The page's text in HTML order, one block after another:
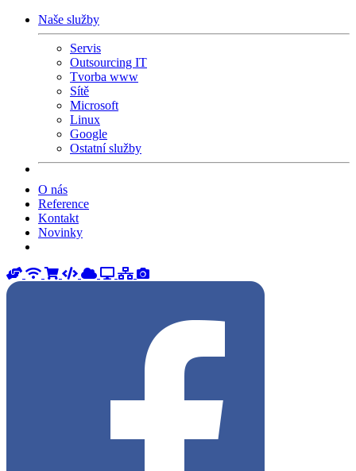
Naše služby
Servis
Outsourcing IT
Tvorba www
Sítě
Microsoft
Linux
Google
Ostatní služby
O nás
Reference
Kontakt
Novinky